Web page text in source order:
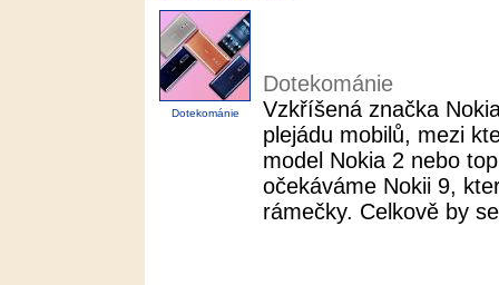
Dotekománie
Dotekománie
Vzkříšená značka
plejádu mobilů, mezi
model Nokia 2 nebo
očekáváme Nokii 9,
rámečky. Celkově by